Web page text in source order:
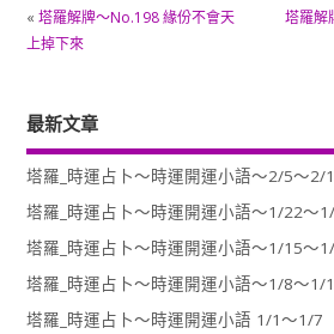
« 塔羅解牌～No.198 緣份不會天
上掉下來
塔羅解
最新文章
塔羅_時運占卜～時運開運小語～2/5～2/
塔羅_時運占卜～時運開運小語～1/22～
塔羅_時運占卜～時運開運小語～1/15～
塔羅_時運占卜～時運開運小語～1/8～1/
塔羅_時運占卜～時運開運小語 1/1～1/7